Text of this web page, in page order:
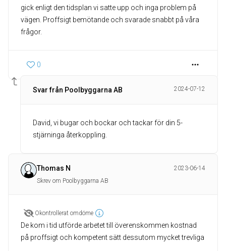
gick enligt den tidsplan vi satte upp och inga problem på
vägen. Proffsigt bemötande och svarade snabbt på våra
frågor.
0
Svar från Poolbyggarna AB 2024-07-12
David, vi bugar och bockar och tackar för din 5-
stjärninga återkoppling.
Thomas N
2023-06-14
Skrev om Poolbyggarna AB
Okontrollerat omdöme
De kom i tid utförde arbetet till överenskommen kostnad
på proffsigt och kompetent sätt dessutom mycket trevliga